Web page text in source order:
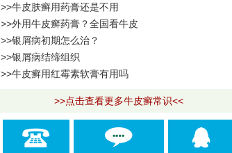
>>牛皮肤癣用药膏还是不用
>>外用牛皮癣药膏？全国看牛皮
>>银屑病初期怎么治？
>>银屑病结缔组织
>>牛皮癣用红霉素软膏有用吗
>>点击查看更多牛皮癣常识<<